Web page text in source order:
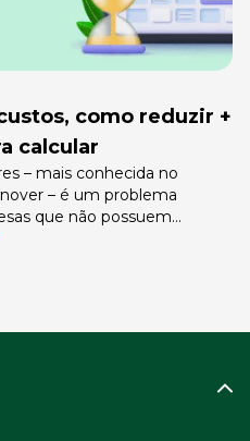
como reduzir +
calcular
– mais conhecida no
– é um problema
que não possuem
e retenção de